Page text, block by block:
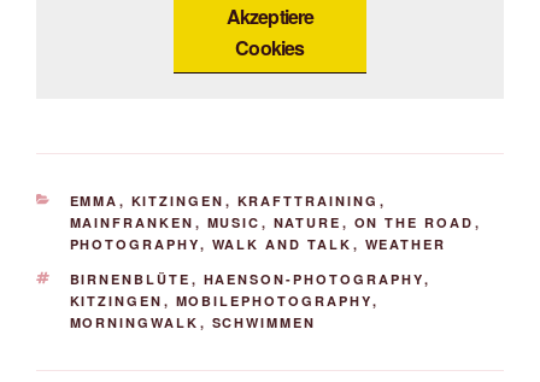
Akzeptiere
Cookies
KATEGORIEN
EMMA , KITZINGEN , KRAFTTRAINING ,
MAINFRANKEN , MUSIC , NATURE , ON THE ROAD ,
PHOTOGRAPHY, WALK AND TALK , WEATHER
SCHLAGWÖRTER
BIRNENBLÜTE , HAENSON-PHOTOGRAPHY,
KITZINGEN , MOBILEPHOTOGRAPHY,
MORNINGWALK , SCHWIMMEN